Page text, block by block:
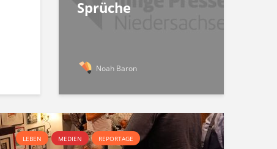
Sprüche
Noah Baron
LEBEN MEDIEN REPORTAGE